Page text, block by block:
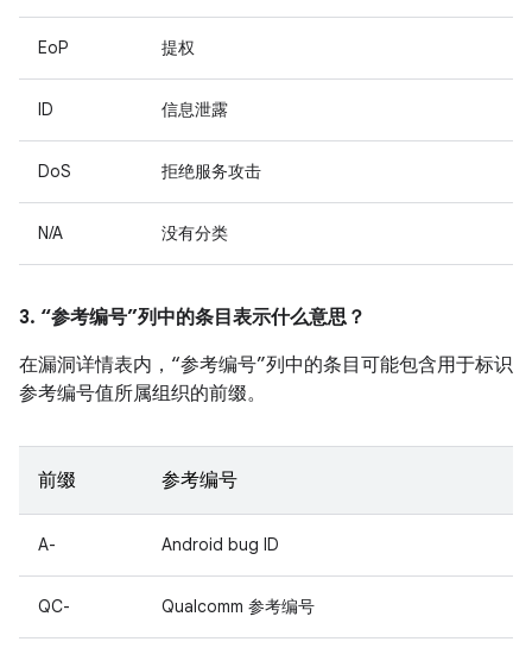
EoP 提权
ID 信息泄露
DoS 拒绝服务攻击
N/A 没有分类
3. “参考编号”列中的条目表示什么意思？
在漏洞详情表内，“参考编号”列中的条目可能包含用于标识
参考编号值所属组织的前缀。
前缀 参考编号
A- Android bug ID
QC- Qualcomm 参考编号